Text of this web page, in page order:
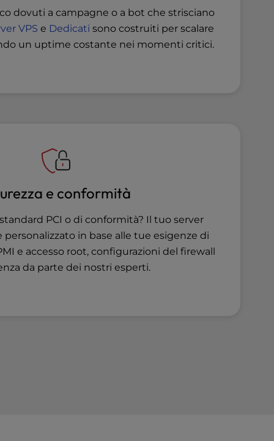
dovuti a campagne o a bot che strisciano
VPS e Dedicati sono costruiti per scalare
un uptime costante nei momenti critici.
e conformità
PCI o di conformità? Il tuo server
in base alle tue esigenze di
e accesso root, configurazioni del firewall
da parte dei nostri esperti.